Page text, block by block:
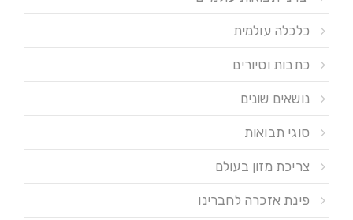
כלכלה עולמית
כתבות וסיורים
נושאים שונים
סוגי תבואות
צריכת מזון בעולם
פינת אזכרה לחברינו